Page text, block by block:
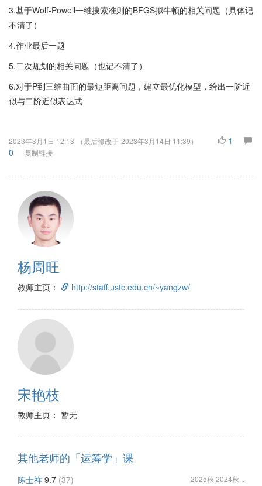
3.基于Wolf-Powell一维搜索准则的BFGS拟牛顿的相关问题（具体记
不清了）
4.作业最后一题
5.二次规划的相关问题（也记不清了）
6.对于P到三维曲面的最短距离问题，建立最优化模型，给出一阶近
似与二阶近似表达式
2023年3月1日 12:13 （最后修改于 2023年3月14日 11:39）
1
0
复制链接
杨周旺
教师主页： http://staff.ustc.edu.cn/~yangzw/
宋艳枝
教师主页： 暂无
其他老师的「运筹学」课
陈士祥 9.7 (37) 2025秋 2024秋...